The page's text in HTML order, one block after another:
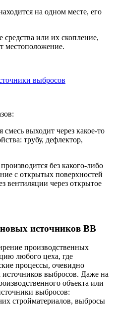
на одном месте, его
средства или их скопление,
местоположение.
выбросов
смесь выходит через какое-то
трубу, дефлектор,
без какого-либо
с открытых поверхностей
вентиляции через открытое
источников ВВ
производственных
любого цеха, где
процессы, очевидно
выбросов. Даже на
объекта или
выбросов:
стройматериалов, выбросы